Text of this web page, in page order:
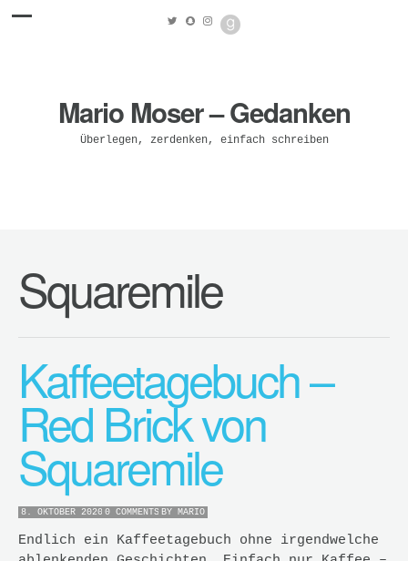
Mario Moser – Gedanken
Überlegen, zerdenken, einfach schreiben
Squaremile
Kaffeetagebuch –
Red Brick von
Squaremile
8. OKTOBER 2020 0 COMMENTS BY MARIO
Endlich ein Kaffeetagebuch ohne irgendwelche